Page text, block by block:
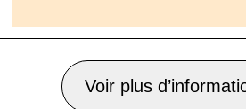
Voir plus